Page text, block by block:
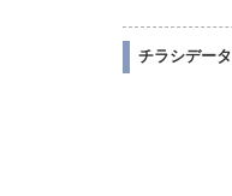
チラシデータ